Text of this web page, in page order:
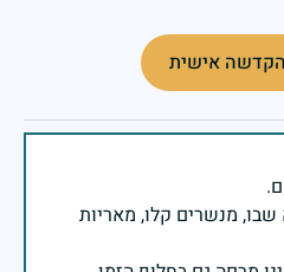
אישית
מנשרים קלו, מאריות